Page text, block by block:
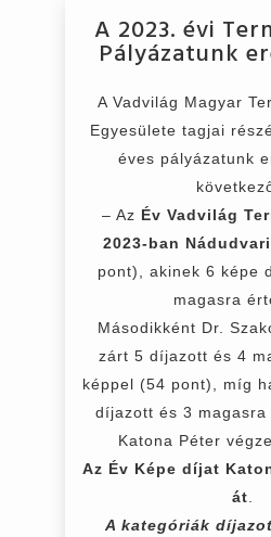
A 2023. évi
Pályázatunk
AVadvilág Magyar
Egyesülete tagjai
éves pályázatunk
– Az Év Vadvilág
2023-ban
pont), akinek 6 képe
magasra
Másodikként Dr.
zárt 5 díjazott és 4
képpel (54 pont), míg
díjazott és 3
Katona Péter
Az Év Képe díjat
át
A kategóriák